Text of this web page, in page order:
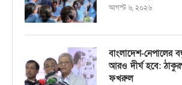
আগস্ট ৬, ২০২৬
বাংলাদেশ-নেপালের
আরও দীর্ঘ হবে:
ফখরুল